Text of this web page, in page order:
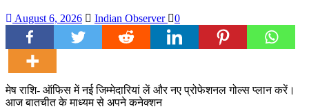
August 6, 2026 Indian Observer 0
मेष राशि- ऑफिस में नई जिम्मेदारियां लें और नए प्रोफेशनल गोल्स प्लान करें।
आज बातचीत के माध्यम से अपने कनेक्शन